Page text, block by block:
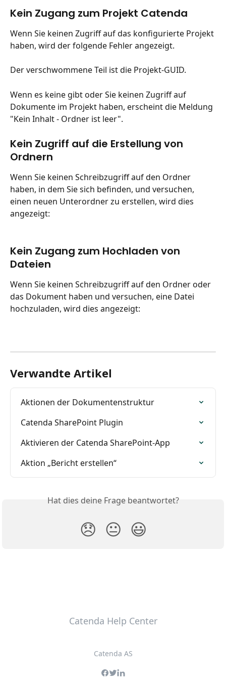
Kein Zugang zum Projekt Catenda
Wenn Sie keinen Zugriff auf das konfigurierte Projekt
haben, wird der folgende Fehler angezeigt.
Der verschwommene Teil ist die Projekt-GUID.
Wenn es keine gibt oder Sie keinen Zugriff auf
Dokumente im Projekt haben, erscheint die Meldung
"Kein Inhalt - Ordner ist leer".
Kein Zugriff auf die Erstellung von
Ordnern
Wenn Sie keinen Schreibzugriff auf den Ordner
haben, in dem Sie sich befinden, und versuchen,
einen neuen Unterordner zu erstellen, wird dies
angezeigt:
Kein Zugang zum Hochladen von
Dateien
Wenn Sie keinen Schreibzugriff auf den Ordner oder
das Dokument haben und versuchen, eine Datei
hochzuladen, wird dies angezeigt:
Verwandte Artikel
Aktionen der Dokumentenstruktur
Catenda SharePoint Plugin
Aktivieren der Catenda SharePoint-App
Aktion „Bericht erstellen“
Hat dies deine Frage beantwortet?
😞 😐 😃
Catenda Help Center
Catenda AS